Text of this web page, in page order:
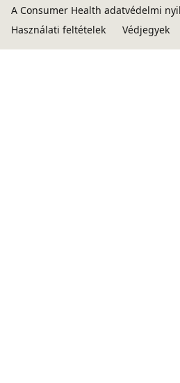
A Consumer Health adatvédelmi
Használati feltételek
Védjegyek